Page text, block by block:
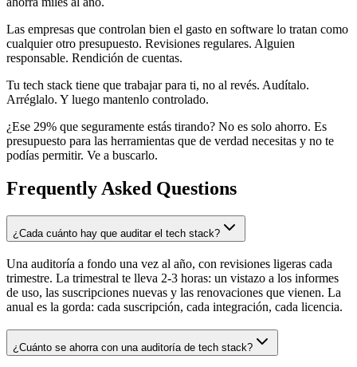
Las empresas que controlan bien el gasto en software lo tratan como
cualquier otro presupuesto. Revisiones regulares. Alguien
responsable. Rendición de cuentas.
Tu tech stack tiene que trabajar para ti, no al revés. Audítalo.
Arréglalo. Y luego mantenlo controlado.
¿Ese 29% que seguramente estás tirando? No es solo ahorro. Es
presupuesto para las herramientas que de verdad necesitas y no te
podías permitir. Ve a buscarlo.
Frequently Asked Questions
¿Cada cuánto hay que auditar el tech stack?
Una auditoría a fondo una vez al año, con revisiones ligeras cada
trimestre. La trimestral te lleva 2-3 horas: un vistazo a los informes
de uso, las suscripciones nuevas y las renovaciones que vienen. La
anual es la gorda: cada suscripción, cada integración, cada licencia.
¿Cuánto se ahorra con una auditoría de tech stack?